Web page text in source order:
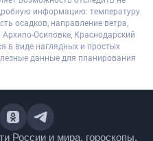
информацию: температуру
осадков, направление ветра,
Осиповке, Краснодарский
в виде наглядных и простых
данные для планирования
России и мира,